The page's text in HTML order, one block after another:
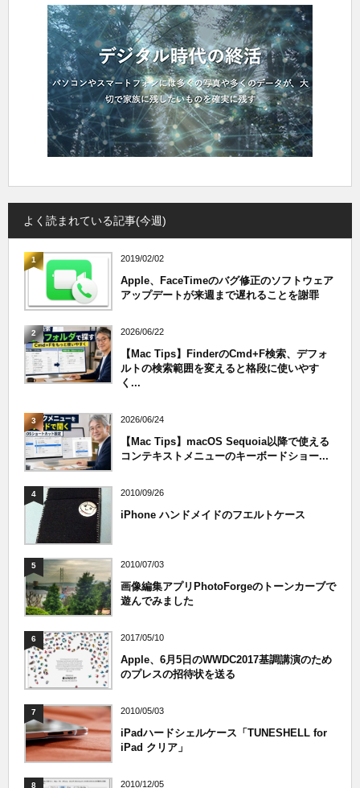
よく読まれている記事(今週)
1 2019/02/02
Apple、FaceTimeのバグ修正のソフトウェア
アップデートが来週まで遅れることを謝罪
2 2026/06/22
【Mac Tips】FinderのCmd+F検索、デフォ
ルトの検索範囲を変えると格段に使いやす
く...
3 2026/06/24
【Mac Tips】macOS Sequoia以降で使える
コンテキストメニューのキーボードショー...
4 2010/09/26
iPhone ハンドメイドのフエルトケース
5 2010/07/03
画像編集アプリPhotoForgeのトーンカーブで
遊んでみました
6 2017/05/10
Apple、6月5日のWWDC2017基調講演のため
のプレスの招待状を送る
7 2010/05/03
iPadハードシェルケース「TUNESHELL for
iPad クリア」
8 2010/12/05